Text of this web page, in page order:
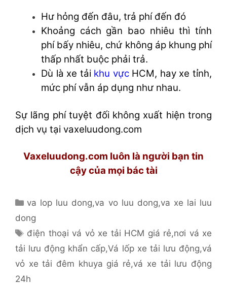
Hư hỏng đến đâu, trả phí đến đó
Khoảng cách gần bao nhiêu thì tính
phí bấy nhiêu, chứ không áp khung phí
thấp nhất buộc phải trả.
Dù là xe tải khu vựcHCM, hay xe tỉnh,
mức phí vẫn áp dụng như nhau.
Sự lãng phí tuyệt đối không xuất hiện trong
dịch vụ tại vaxeluudong.com
Vaxeluudong.com luôn là người bạn tin
cậy của mọi bác tài
Danh
mục
va lop luu dong,va vo luu dong,va xe lai luu
dong
Thẻ
điện thoại vá vỏ xe tải HCM giá rẻ,nơi vá xe
tải lưu động khẩn cấp,Vá lốp xe tải lưu động,vá
vỏ xe tải đêm khuya giá rẻ,vá xe tải lưu động
24h